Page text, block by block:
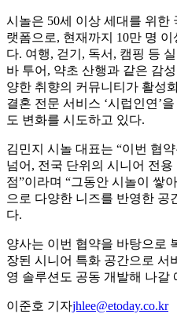
시놀은 50세 이상 세대를 위한
랫폼으로, 현재까지 10만 명
다. 여행, 걷기, 독서, 캠핑 등
바 투어, 약초 산행과 같은 감
양한 취향의 커뮤니티가 활성
결혼 전문 서비스 ‘시럽인연’
도 변화를 시도하고 있다.
김민지 시놀 대표는 “이번 협
넘어, 전국 단위의 시니어 전
점”이라며 “그동안 시놀이 쌓
으로 다양한 니즈를 반영한 공
다.
양사는 이번 협약을 바탕으로
장된 시니어 특화 공간으로 서
영 솔루션도 공동 개발해 나갈
이준호 기자jhlee@etoday.co.kr